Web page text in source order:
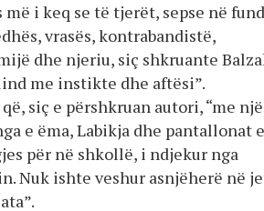
i keq se të tjerët, sepse në
vrasës, kontrabandistë,
dhe njeriu, siç shkruante
me instikte dhe aftësi”.
siç e përshkruan autori, “me një
e ëma, Labikja dhe pantallonat e
për në shkollë, i ndjekur nga
Nuk ishte veshur asnjëherë në